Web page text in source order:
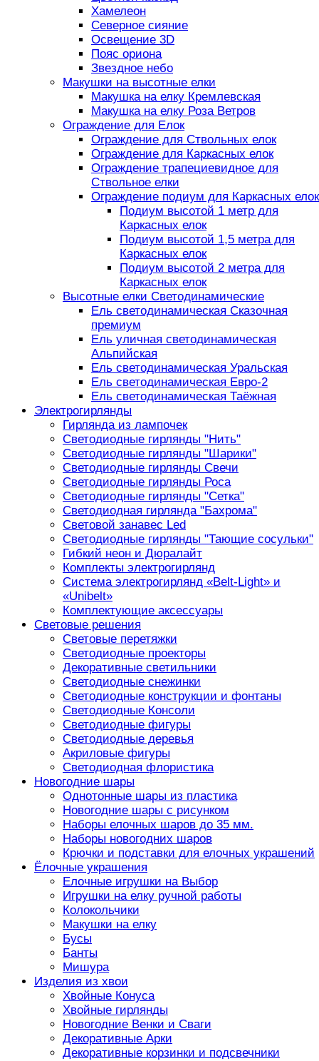
Хамелеон
Северное сияние
Освещение 3D
Пояс ориона
Звездное небо
Макушки на высотные елки
Макушка на елку Кремлевская
Макушка на елку Роза Ветров
Ограждение для Елок
Ограждение для Ствольных елок
Ограждение для Каркасных елок
Ограждение трапециевидное для
Ствольное елки
Ограждение подиум для Каркасных елок
Подиум высотой 1 метр для
Каркасных елок
Подиум высотой 1,5 метра для
Каркасных елок
Подиум высотой 2 метра для
Каркасных елок
Высотные елки Светодинамические
Ель светодинамическая Сказочная
премиум
Ель уличная светодинамическая
Альпийская
Ель светодинамическая Уральская
Ель светодинамическая Евро-2
Ель светодинамическая Таёжная
Электрогирлянды
Гирлянда из лампочек
Светодиодные гирлянды "Нить"
Светодиодные гирлянды "Шарики"
Светодиодные гирлянды Свечи
Светодиодные гирлянды Роса
Светодиодные гирлянды "Сетка"
Светодиодная гирлянда "Бахрома"
Световой занавес Led
Светодиодные гирлянды "Тающие сосульки"
Гибкий неон и Дюралайт
Комплекты электрогирлянд
Система электрогирлянд «Belt-Light» и
«Unibelt»
Комплектующие аксессуары
Световые решения
Световые перетяжки
Светодиодные проекторы
Декоративные светильники
Светодиодные снежинки
Светодиодные конструкции и фонтаны
Светодиодные Консоли
Светодиодные фигуры
Светодиодные деревья
Акриловые фигуры
Светодиодная флористика
Новогодние шары
Однотонные шары из пластика
Новогодние шары с рисунком
Наборы елочных шаров до 35 мм.
Наборы новогодних шаров
Крючки и подставки для елочных украшений
Ёлочные украшения
Елочные игрушки на Выбор
Игрушки на елку ручной работы
Колокольчики
Макушки на елку
Бусы
Банты
Мишура
Изделия из хвои
Хвойные Конуса
Хвойные гирлянды
Новогодние Венки и Сваги
Декоративные Арки
Декоративные корзинки и подсвечники